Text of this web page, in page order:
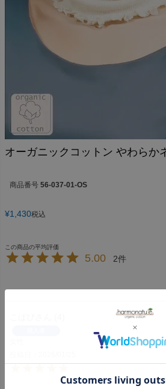
オーガニックコットン やわらか
商品番号 56-037-01-OS
¥1,430税込
5.00 2